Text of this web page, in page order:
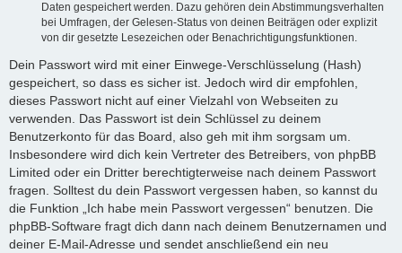
Daten gespeichert werden. Dazu gehören dein Abstimmungsverhalten
bei Umfragen, der Gelesen-Status von deinen Beiträgen oder explizit
von dir gesetzte Lesezeichen oder Benachrichtigungsfunktionen.
Dein Passwort wird mit einer Einwege-Verschlüsselung (Hash)
gespeichert, so dass es sicher ist. Jedoch wird dir empfohlen,
dieses Passwort nicht auf einer Vielzahl von Webseiten zu
verwenden. Das Passwort ist dein Schlüssel zu deinem
Benutzerkonto für das Board, also geh mit ihm sorgsam um.
Insbesondere wird dich kein Vertreter des Betreibers, von phpBB
Limited oder ein Dritter berechtigterweise nach deinem Passwort
fragen. Solltest du dein Passwort vergessen haben, so kannst du
die Funktion „Ich habe mein Passwort vergessen“ benutzen. Die
phpBB-Software fragt dich dann nach deinem Benutzernamen und
deiner E-Mail-Adresse und sendet anschließend ein neu